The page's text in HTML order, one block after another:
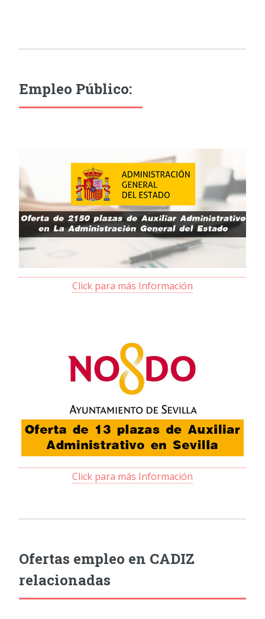
Empleo Público:
Click para más Información
Click para más Información
Ofertas empleo en CADIZ
relacionadas